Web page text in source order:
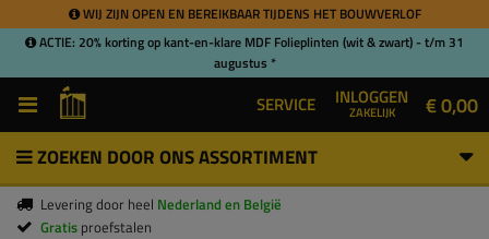
WIJ ZIJN OPEN EN BEREIKBAAR TIJDENS HET BOUWVERLOF
ACTIE: 20% korting op kant-en-klare MDF Folieplinten (wit & zwart) - t/m 31
augustus *
SERVICE INLOGGEN
ZAKELIJK € 0,00
ZOEKEN DOOR ONS ASSORTIMENT
Levering door heel Nederland en België
Gratis proefstalen